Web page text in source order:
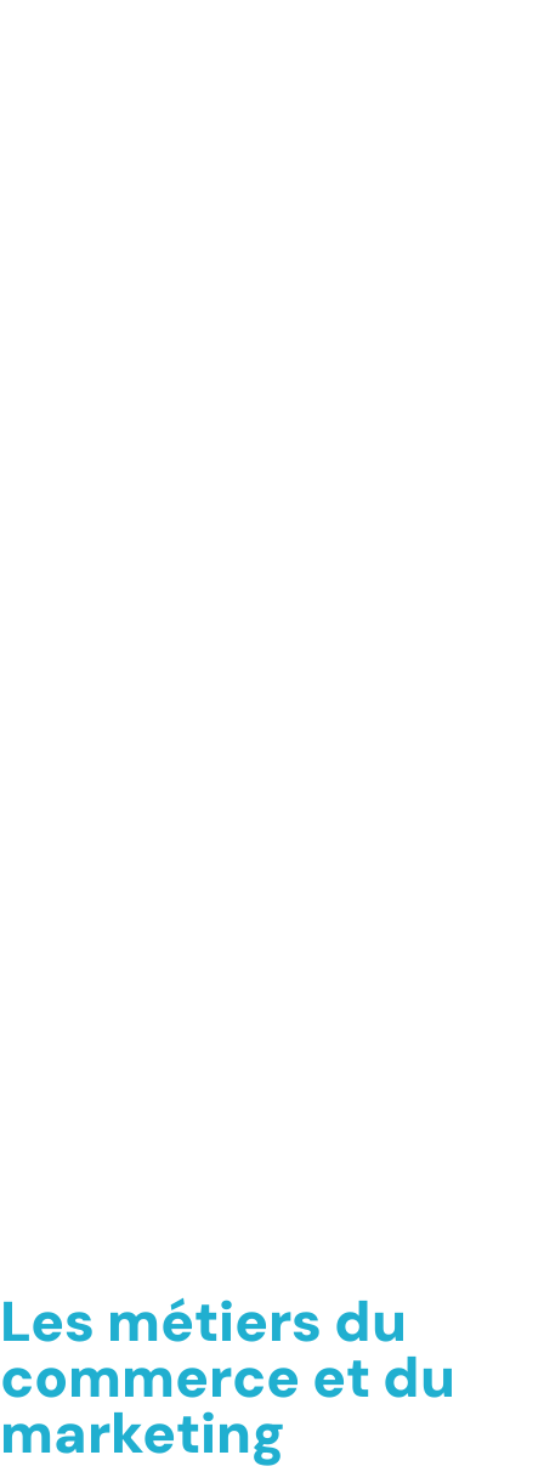
Les métiers du
commerce et du
marketing